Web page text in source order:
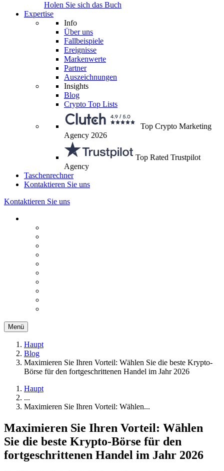
Holen Sie sich das Buch
Expertise
Info
Über uns
Fallbeispiele
Ereignisse
Markenwerte
Partner
Auszeichnungen
Insights
Blog
Crypto Top Lists
Top Crypto Marketing
Agency 2026
Top Rated Trustpilot
Agency
Taschenrechner
Kontaktieren Sie uns
Kontaktieren Sie uns
Menü
Haupt
Blog
Maximieren Sie Ihren Vorteil: Wählen Sie die beste Krypto-
Börse für den fortgeschrittenen Handel im Jahr 2026
Haupt
...
Maximieren Sie Ihren Vorteil: Wählen...
Maximieren Sie Ihren Vorteil: Wählen
Sie die beste Krypto-Börse für den
fortgeschrittenen Handel im Jahr 2026